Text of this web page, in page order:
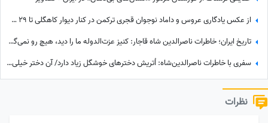
از عکس یادگاری عروس و داماد نوجوان قجری ترکمن در کنار دیوار کاهگلی تا 29 سالگی مونیکا بلوچی با شال سفید پردار
تاریخ ایران؛ خاطرات ناصرالدین شاه قاجار: کنیز عزت‌الدوله ما را دید، هیچ رو نمی‌گرفت، بسیار خجالت کشیدیم و...
سفری با خاطرات ناصرالدین‌شاه: اُتریش دخترهای خوشگل زیاد دارد/ آن دختر خیلی‌ خوشگل‌تر وقتی به من دسته گل داد، مات و مبهوت شدم، نتوانستم راه بروم مردم ملتفت شدند، خندیدند!
نظرات